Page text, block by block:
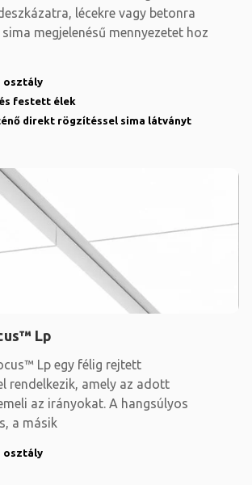
lécekre vagy betonra
megjelenésű mennyezetet hoz
osztály
festett élek
direkt rögzítéssel sima látványt
Lp
Lp egy félig rejtett
rendelkezik, amely az adott
az irányokat. A hangsúlyos
a másik
osztály